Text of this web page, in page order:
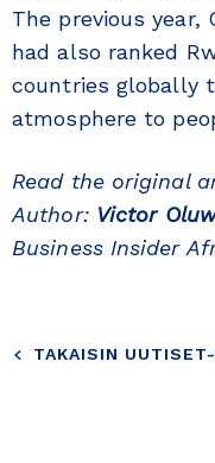
The previous year,
had also ranked
countries globally
atmosphere to
Read the original
Author: Victor
Business Insider
TAKAISIN